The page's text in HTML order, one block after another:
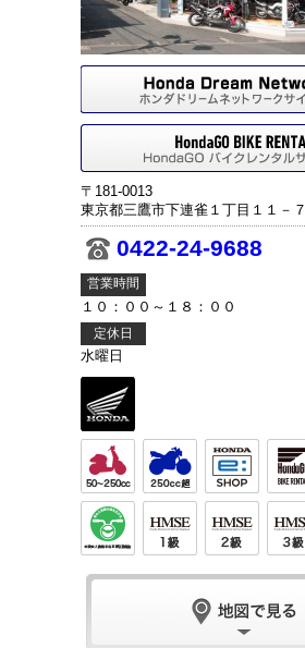
〒181-0013
東京都三鷹市下連雀１丁目１１－７
0422-24-9688
営業時間
１０：００～１８：００
定休日
水曜日